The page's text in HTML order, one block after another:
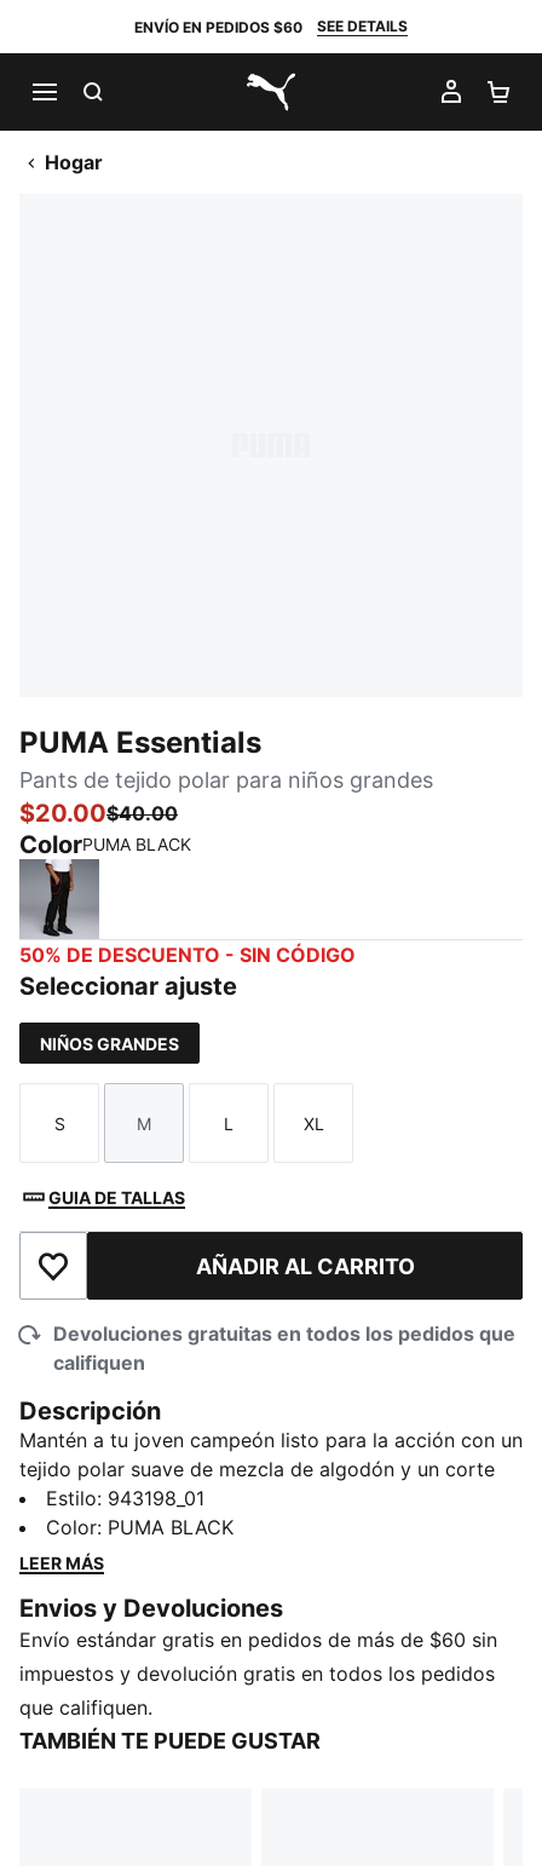
ENVÍO EN PEDIDOS $60 SEE DETAILS
PUMA.com
MI
Hogar
PUMA Essentials
Pants de tejido polar para niños grandes
$20.00$40.00
ColorPUMA BLACK
PUMA BLACK
50% DE DESCUENTO - SIN CÓDIGO
Seleccionar ajuste
NIÑOS GRANDES
Talla
S
Talla
M
Talla
L
Talla
XL
GUIA DE TALLAS
Añadir a la lista de deseosAÑADIR AL CARRITO
Devoluciones gratuitas en todos los pedidos que
califiquen
Descripción
Mantén a tu joven campeón listo para la acción con un
tejido polar suave de mezcla de algodón y un corte
holgado. Los puños acanalados añaden un toque
deportivo, mientras que la cintura elástica facilita los
movimientos. Perfectas para los días de colegio o las
aportan energía desenfadada a cada momento.
Estilo: 943198_01
Color: PUMA BLACK
LEER MÁS
Envios y Devoluciones
Envío estándar gratis en pedidos de más de $60 sin
impuestos y devolución gratis en todos los pedidos
que califiquen.
TAMBIÉN TE PUEDE GUSTAR